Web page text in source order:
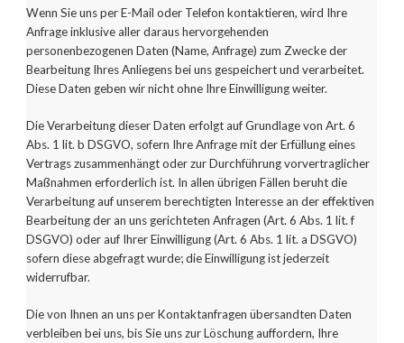
Wenn Sie uns per E-Mail oder Telefon kontaktieren, wird Ihre
Anfrage inklusive aller daraus hervorgehenden
personenbezogenen Daten (Name, Anfrage) zum Zwecke der
Bearbeitung Ihres Anliegens bei uns gespeichert und verarbeitet.
Diese Daten geben wir nicht ohne Ihre Einwilligung weiter.
Die Verarbeitung dieser Daten erfolgt auf Grundlage von Art. 6
Abs. 1 lit. b DSGVO, sofern Ihre Anfrage mit der Erfüllung eines
Vertrags zusammenhängt oder zur Durchführung vorvertraglicher
Maßnahmen erforderlich ist. In allen übrigen Fällen beruht die
Verarbeitung auf unserem berechtigten Interesse an der effektiven
Bearbeitung der an uns gerichteten Anfragen (Art. 6 Abs. 1 lit. f
DSGVO) oder auf Ihrer Einwilligung (Art. 6 Abs. 1 lit. a DSGVO)
sofern diese abgefragt wurde; die Einwilligung ist jederzeit
widerrufbar.
Die von Ihnen an uns per Kontaktanfragen übersandten Daten
verbleiben bei uns, bis Sie uns zur Löschung auffordern, Ihre